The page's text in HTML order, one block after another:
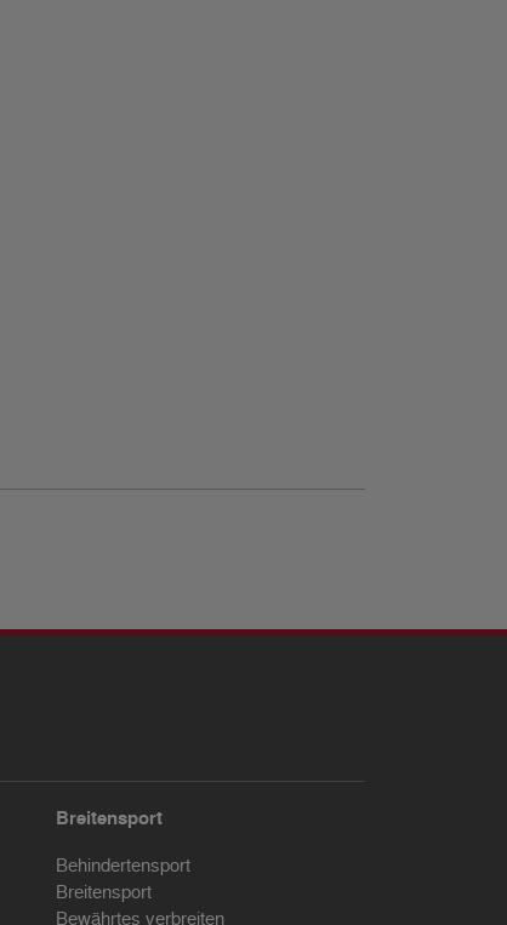
Breitensport
Behindertensport
Breitensport
Bewährtes verbreiten